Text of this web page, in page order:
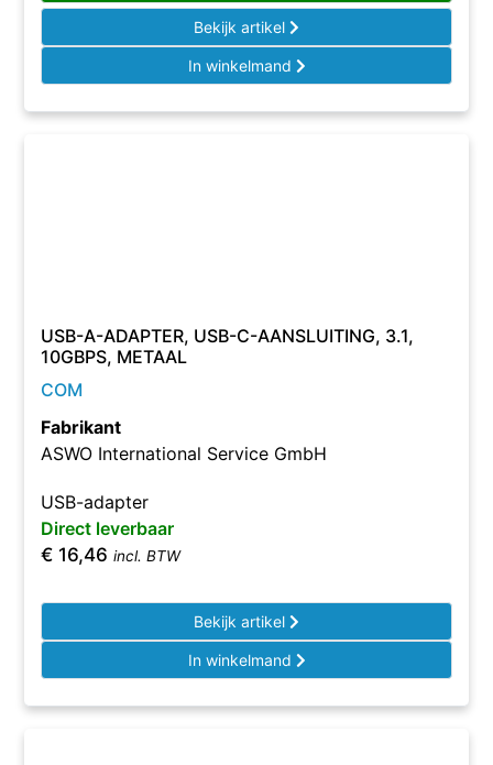
Bekijk artikel
In winkelmand
USB-A-ADAPTER, USB-C-AANSLUITING, 3.1,
10GBPS, METAAL
COM
Fabrikant
ASWO International Service GmbH
USB-adapter
Direct leverbaar
€ 16,46 incl. BTW
Bekijk artikel
In winkelmand